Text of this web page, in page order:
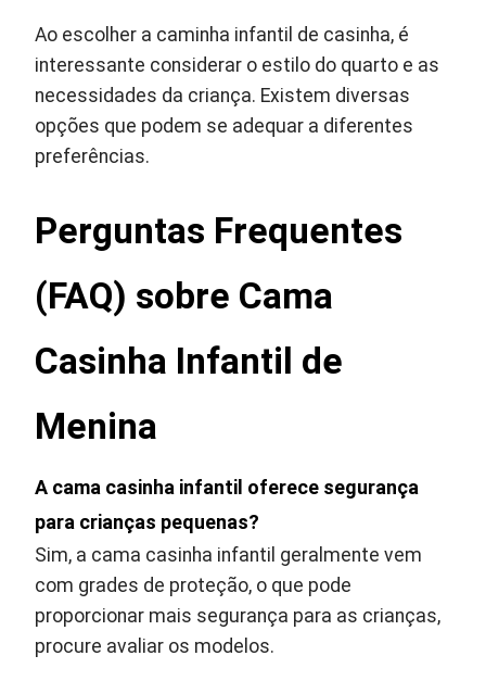
Ao escolher a caminha infantil de casinha, é
interessante considerar o estilo do quarto e as
necessidades da criança. Existem diversas
opções que podem se adequar a diferentes
preferências.
Perguntas Frequentes
(FAQ) sobre Cama
Casinha Infantil de
Menina
A cama casinha infantil oferece segurança
para crianças pequenas?
Sim, a cama casinha infantil geralmente vem
com grades de proteção, o que pode
proporcionar mais segurança para as crianças,
procure avaliar os modelos.